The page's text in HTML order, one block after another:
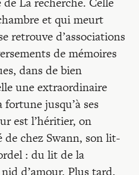
et qui meurt
retrouve d’associations
de mémoires
dans de bien
une extraordinaire
jusqu’à ses
est l’héritier, on
chez Swann, son lit-
: du lit de la
d’amour. Plus tard,